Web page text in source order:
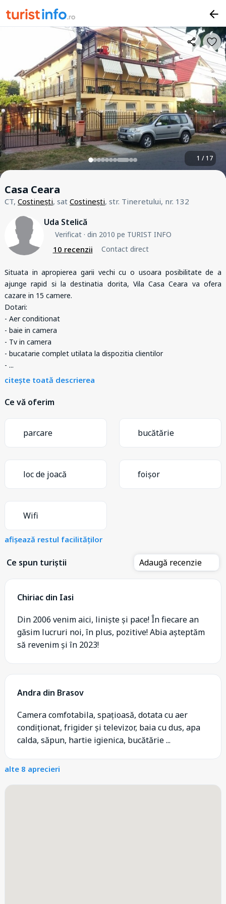
1 / 17
Casa Ceara
CT, Costinești, sat Costinești, str. Tineretului, nr. 132
Uda Stelică
Verificat· din 2010 pe TURIST INFO
10 recenzii Contact direct
Situata in apropierea garii vechi cu o usoara posibilitate de a
ajunge rapid si la destinatia dorita, Vila Casa Ceara va ofera
cazare in 15 camere.
Dotari:
- Aer conditionat
- baie in camera
- Tv in camera
- bucatarie complet utilata la dispozitia clientilor
- ...
citește toată descrierea
Ce vă oferim
parcare bucătărie
loc de joacă foișor
Wifi
afișează restul facilităților
Ce spun turiștii Adaugă recenzie
Chiriac din Iasi
Din 2006 venim aici, liniște și pace! În fiecare an
găsim lucruri noi, în plus, pozitive! Abia așteptăm
să revenim și în 2023!
Andra din Brasov
Camera comfotabila, spațioasă, dotata cu aer
condiționat, frigider și televizor, baia cu dus, apa
calda, săpun, hartie igienica, bucătărie ...
alte 8 aprecieri